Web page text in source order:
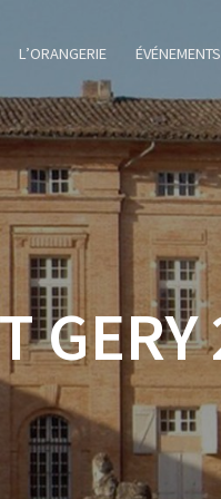
L’ORANGERIE ÉVÉNEMENTS